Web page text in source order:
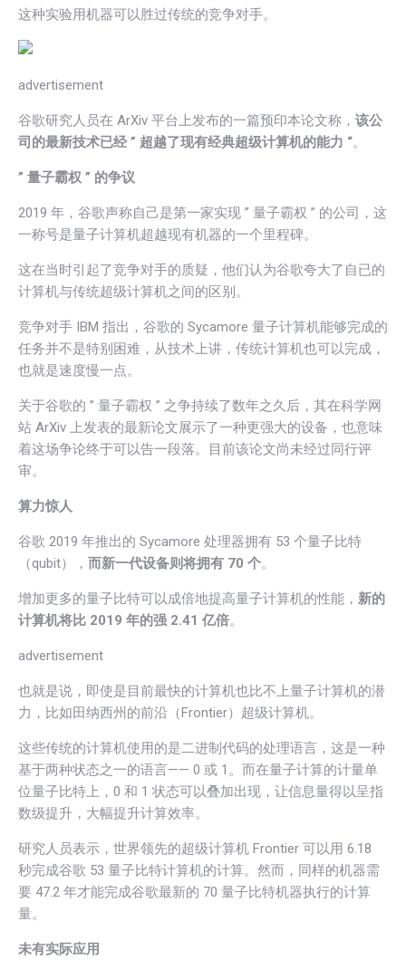
这种实验用机器可以胜过传统的竞争对手。
advertisement
谷歌研究人员在 ArXiv 平台上发布的一篇预印本论文称， 该公
司的最新技术已经 ” 超越了现有经典超级计算机的能力 “。
” 量子霸权 ” 的争议
2019 年，谷歌声称自己是第一家实现 ” 量子霸权 ” 的公司，这
一称号是量子计算机超越现有机器的一个里程碑。
这在当时引起了竞争对手的质疑，他们认为谷歌夸大了自已的
计算机与传统超级计算机之间的区别。
竞争对手 IBM 指出，谷歌的 Sycamore 量子计算机能够完成的
任务并不是特别困难，从技术上讲，传统计算机也可以完成，
也就是速度慢一点。
关于谷歌的 ” 量子霸权 ” 之争持续了数年之久后，其在科学网
站 ArXiv 上发表的最新论文展示了一种更强大的设备，也意味
着这场争论终于可以告一段落。目前该论文尚未经过同行评
审。
算力惊人
谷歌 2019 年推出的 Sycamore 处理器拥有 53 个量子比特
（qubit）， 而新一代设备则将拥有 70 个。
增加更多的量子比特可以成倍地提高量子计算机的性能， 新的
计算机将比 2019 年的强 2.41 亿倍。
advertisement
也就是说，即使是目前最快的计算机也比不上量子计算机的潜
力，比如田纳西州的前沿（Frontier）超级计算机。
这些传统的计算机使用的是二进制代码的处理语言，这是一种
基于两种状态之一的语言—— 0 或 1。而在量子计算的计量单
位量子比特上，0 和 1 状态可以叠加出现，让信息量得以呈指
数级提升，大幅提升计算效率。
研究人员表示，世界领先的超级计算机 Frontier 可以用 6.18
秒完成谷歌 53 量子比特计算机的计算。然而，同样的机器需
要 47.2 年才能完成谷歌最新的 70 量子比特机器执行的计算
量。
未有实际应用